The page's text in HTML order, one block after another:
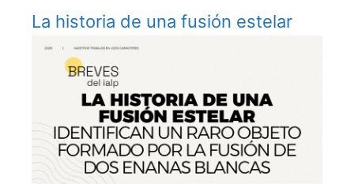
La historia de una fusión estelar